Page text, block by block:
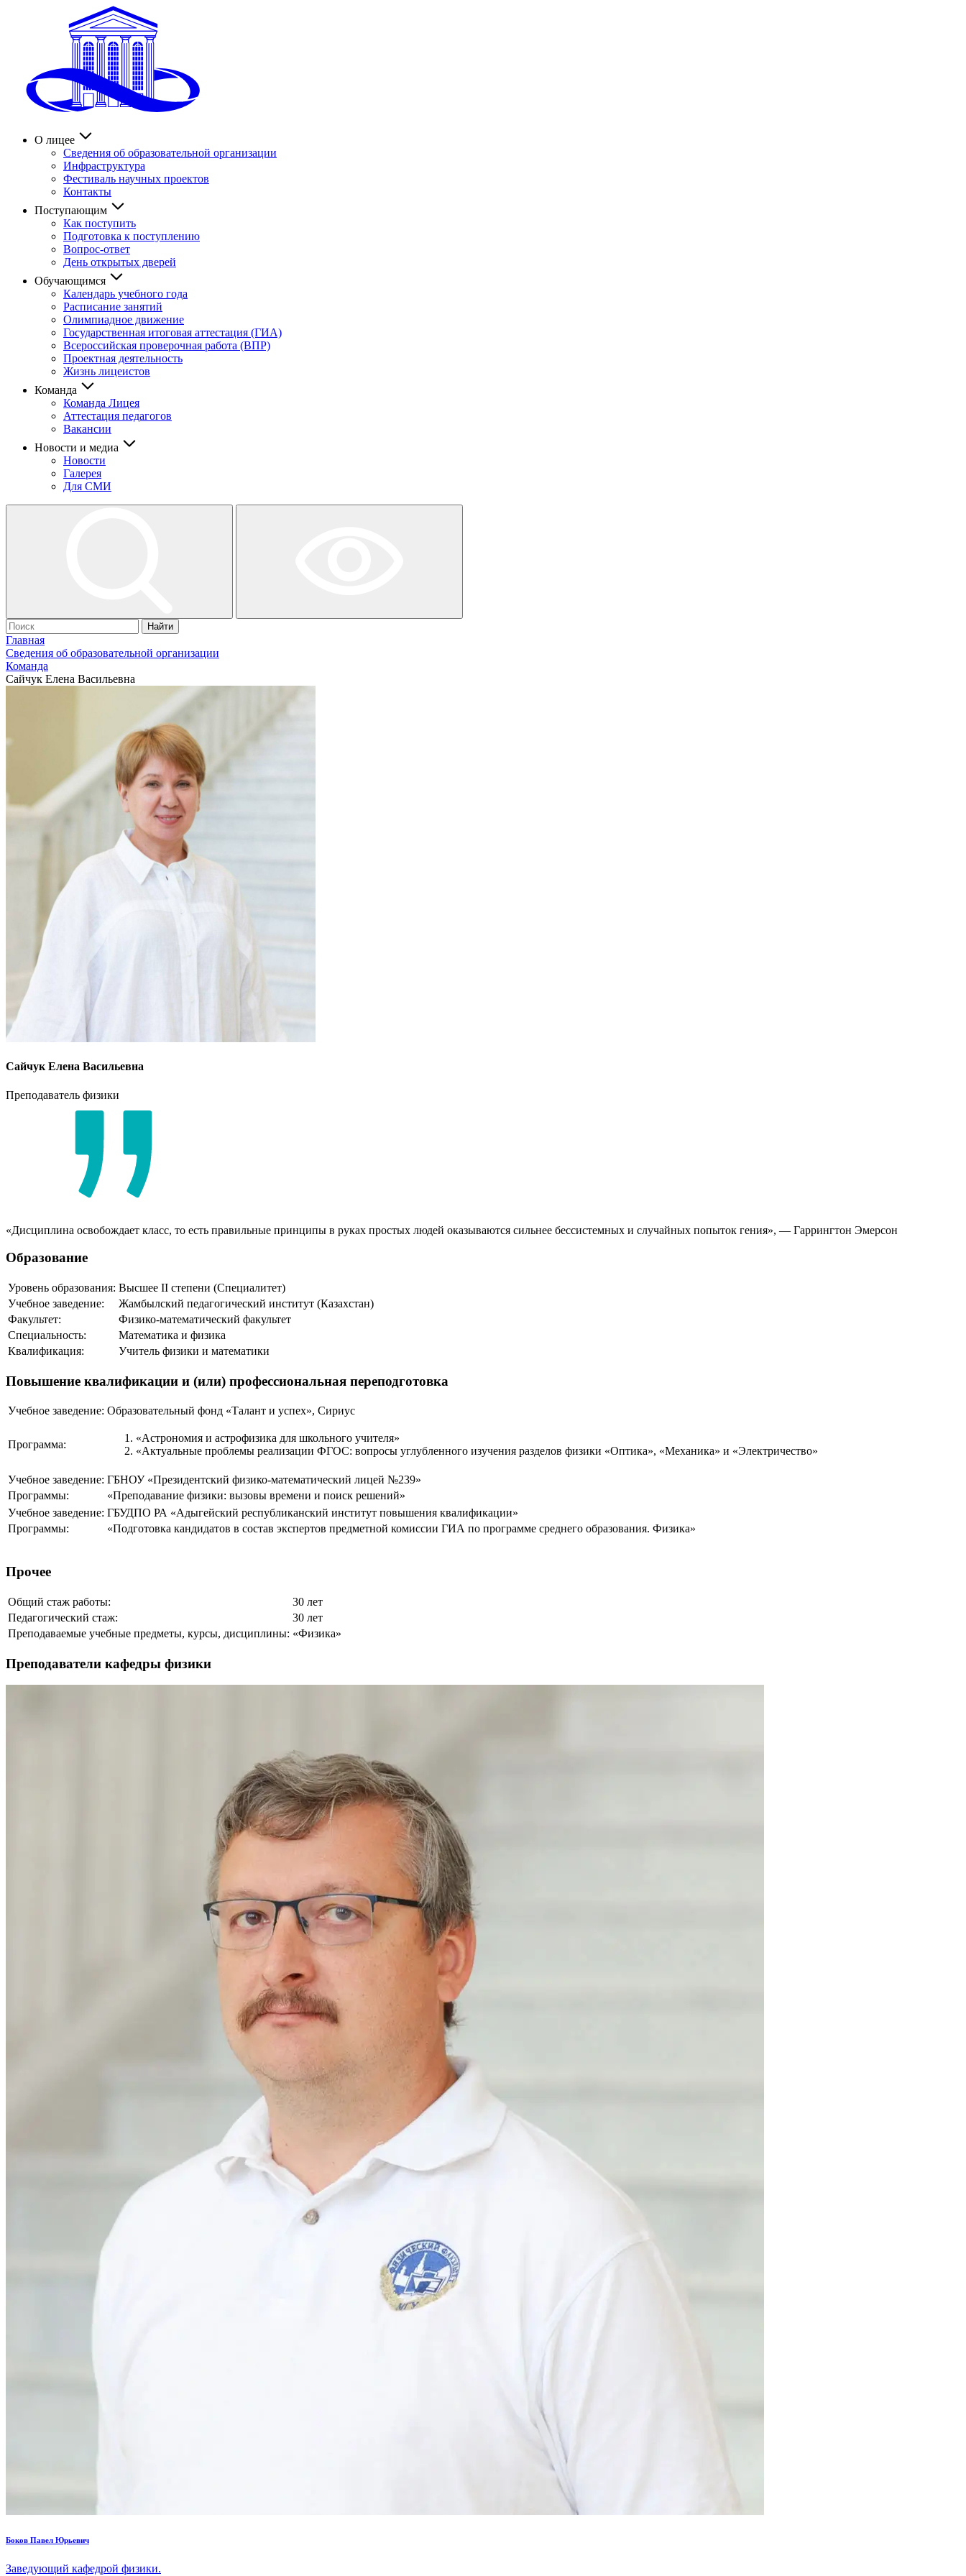
О лицее
Сведения об образовательной организации
Инфраструктура
Фестиваль научных проектов
Контакты
Поступающим
Как поступить
Подготовка к поступлению
Вопрос-ответ
День открытых дверей
Обучающимся
Календарь учебного года
Расписание занятий
Олимпиадное движение
Государственная итоговая аттестация (ГИА)
Всероссийская проверочная работа (ВПР)
Проектная деятельность
Жизнь лицеистов
Команда
Команда Лицея
Аттестация педагогов
Вакансии
Новости и медиа
Новости
Галерея
Для СМИ
Найти
Главная
Сведения об образовательной организации
Команда
Сайчук Елена Васильевна
Сайчук Елена Васильевна
Преподаватель физики
«Дисциплина освобождает класс, то есть правильные принципы в руках простых людей оказываются сильнее бессистемных и случайных попыток гения», — Гаррингтон Эмерсон
Образование
Уровень образования: Высшее II степени (Специалитет)
Учебное заведение:
Жамбылский педагогический институт (Казахстан)
Факультет:
Физико-математический факультет
Специальность:
Математика и физика
Квалификация:
Учитель физики и математики
Повышение квалификации и (или) профессиональная переподготовка
Учебное заведение: Образовательный фонд «Талант и успех», Сириус
Программа:
«Астрономия и астрофизика для школьного учителя»
«Актуальные проблемы реализации ФГОС: вопросы углубленного изучения разделов физики «Оптика», «Механика» и «Электричество»
Учебное заведение: ГБНОУ «Президентский физико-математический лицей №239»
Программы:
«Преподавание физики: вызовы времени и поиск решений»
Учебное заведение: ГБУДПО РА «Адыгейский республиканский институт повышения квалификации»
Программы:
«Подготовка кандидатов в состав экспертов предметной комиссии ГИА по программе среднего образования. Физика»
Прочее
Общий стаж работы:
30 лет
Педагогический стаж:
30 лет
Преподаваемые учебные предметы, курсы, дисциплины: «Физика»
Преподаватели кафедры физики
Боков Павел Юрьевич
Заведующий кафедрой физики.